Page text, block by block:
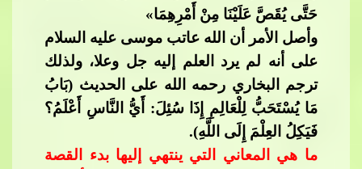
حَتَّى يُقَصَّ عَلَيْنَا مِنْ أَمْرِهِمَا»
وأصل الأمر أن الله عاتب موسى عليه السلام
على أنه لم يرد العلم إليه جل وعلا، ولذلك
ترجم البخاري رحمه الله على الحديث (‌‌بَابُ
مَا يُسْتَحَبُّ لِلْعَالِمِ إِذَا سُئِلَ: أَيُّ النَّاسِ أَعْلَمُ؟
فَيَكِلُ العِلْمَ إِلَى اللَّهِ).
ما هي المعاني التي ينتهي إليها بدء القصة